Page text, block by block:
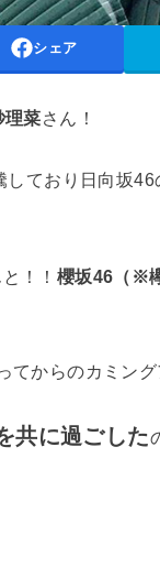
シェア
理菜さん！
しており日向坂
！！ 櫻坂46（※
てからのカミン
共に過ごした